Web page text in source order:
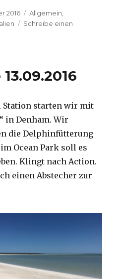
2016 Kategorien
Allgemein
Schreibe einen
Station starten wir mit
in Denham. Wir
die Delphinfütterung
Ocean Park soll es
Klingt nach Action.
einen Abstecher zur